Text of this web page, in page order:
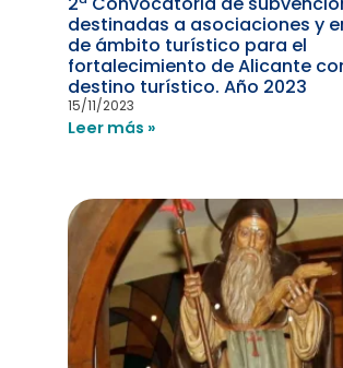
destinadas a asociaciones y
de ámbito turístico para el
fortalecimiento de Alicante
destino turístico. Año 2023
15/11/2023
Leer más »